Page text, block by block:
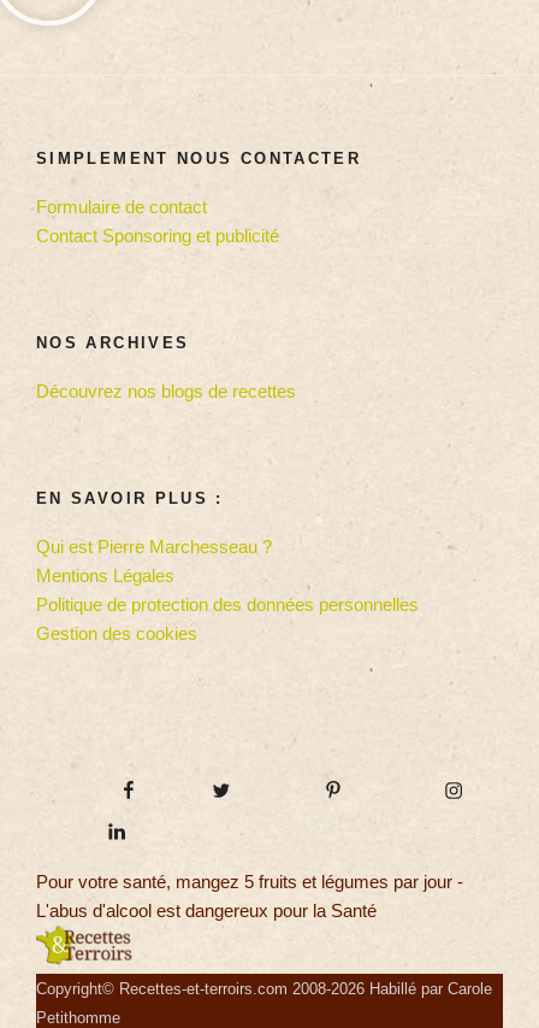
SIMPLEMENT NOUS CONTACTER
Formulaire de contact
Contact Sponsoring et publicité
NOS ARCHIVES
Découvrez nos blogs de recettes
EN SAVOIR PLUS :
Qui est Pierre Marchesseau ?
Mentions Légales
Politique de protection des données personnelles
Gestion des cookies
Pour votre santé, mangez 5 fruits et légumes par jour -
L'abus d'alcool est dangereux pour la Santé
Copyright© Recettes-et-terroirs.com 2008-2026 Habillé par Carole
Petithomme